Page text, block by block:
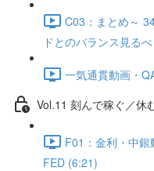
C03：まとめ～
ドとのバランス見る
一気通貫動画・
Vol.11 刻んで稼ぐ／休
F01：金利・中
FED (6:21)